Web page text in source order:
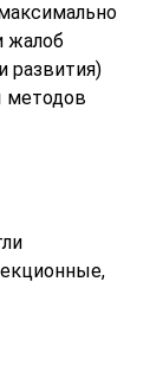
жалоб
развития)
методов